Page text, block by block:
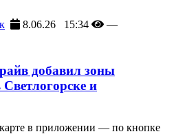
8.06.26 15:34 —
добавил зоны
и
в приложении — по кнопке